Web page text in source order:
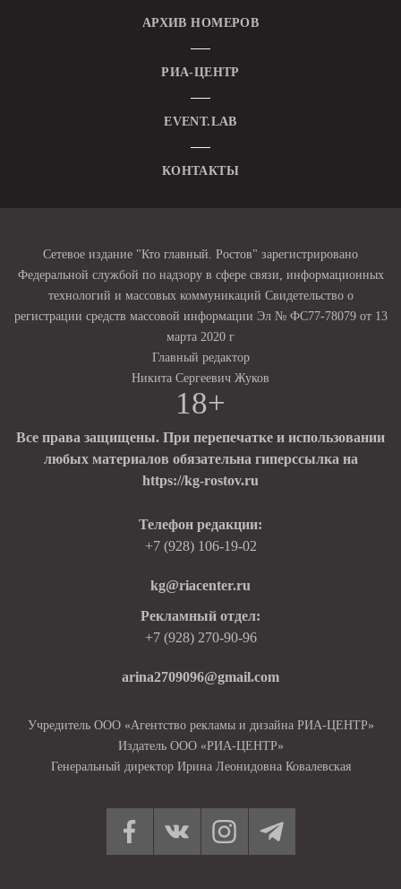
АРХИВ НОМЕРОВ
РИА-ЦЕНТР
EVENT.LAB
КОНТАКТЫ
Сетевое издание "Кто главный. Ростов" зарегистрировано
Федеральной службой по надзору в сфере связи, информационных
технологий и массовых коммуникаций Свидетельство о
регистрации средств массовой информации Эл № ФС77-78079 от 13
марта 2020 г
Главный редактор
Никита Сергеевич Жуков
18+
Все права защищены. При перепечатке и использовании
любых материалов обязательна гиперссылка на
https://kg-rostov.ru
Телефон редакции:
+7 (928) 106-19-02
kg@riacenter.ru
Рекламный отдел:
+7 (928) 270-90-96
arina2709096@gmail.com
Учредитель ООО «Агентство рекламы и дизайна РИА-ЦЕНТР»
Издатель ООО «РИА-ЦЕНТР»
Генеральный директор Ирина Леонидовна Ковалевская